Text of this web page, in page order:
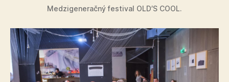
Medzigeneračný festival OLD′S COOL.